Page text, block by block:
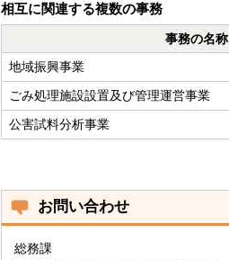
相互に関連する複数の事務
事務の名称
地域振興事業
ごみ処理施設設置及び管理運営事業
公害試料分析事業
お問い合わせ
総務課